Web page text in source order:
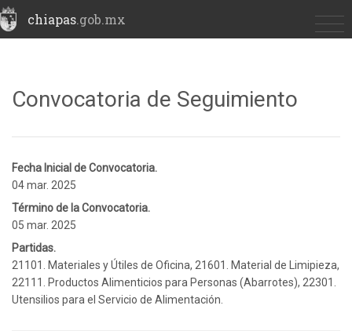
chiapas.gob.mx
Convocatoria de Seguimiento
Fecha Inicial de Convocatoria.
04 mar. 2025
Término de la Convocatoria.
05 mar. 2025
Partidas.
21101. Materiales y Útiles de Oficina, 21601. Material de Limipieza,
22111. Productos Alimenticios para Personas (Abarrotes), 22301.
Utensilios para el Servicio de Alimentación.